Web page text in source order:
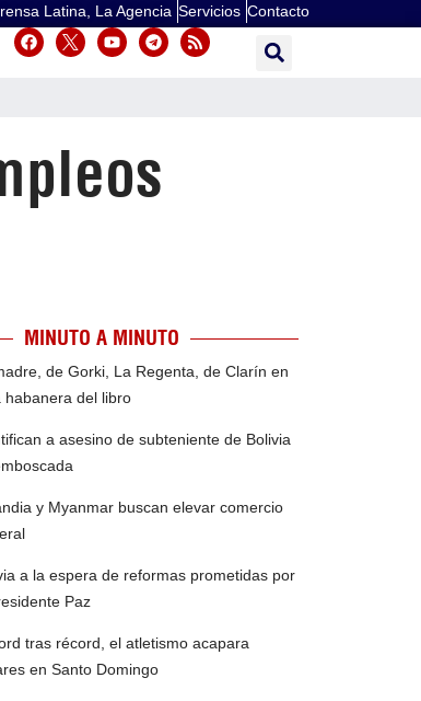
Latina, La Agencia Servicios Contacto
MINUTO A MINUTO
de Gorki, La Regenta, de Clarín en
habanera del libro
a asesino de subteniente de Bolivia
y Myanmar buscan elevar comercio
a la espera de reformas prometidas por
Paz
tras récord, el atletismo acapara
en Santo Domingo